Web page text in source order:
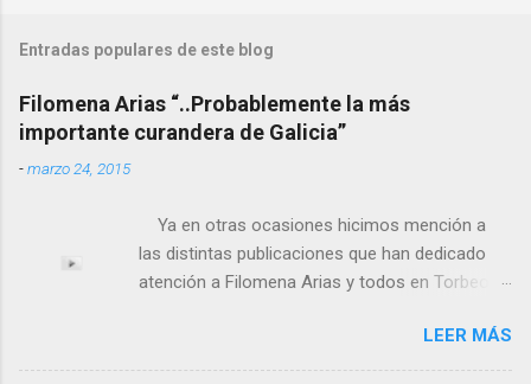
Entradas populares de este blog
Filomena Arias “..Probablemente la más
importante curandera de Galicia”
-marzo 24, 2015
Ya en otras ocasiones hicimos mención a
las distintas publicaciones que han dedicado
atención a Filomena Arias y todos en Torbeo
el pasado siglo tuvo esta “curandeira” por sus
“obras y milagros”, pero también como
LEER MÁS